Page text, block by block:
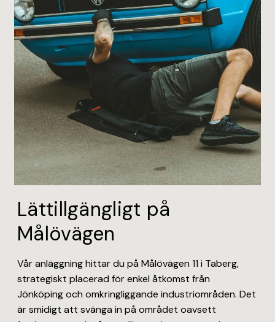
Lättillgängligt på
Målövägen
Vår anläggning hittar du på Målövägen 11 i Taberg,
strategiskt placerad för enkel åtkomst från
Jönköping och omkringliggande industriområden. Det
är smidigt att svänga in på området oavsett